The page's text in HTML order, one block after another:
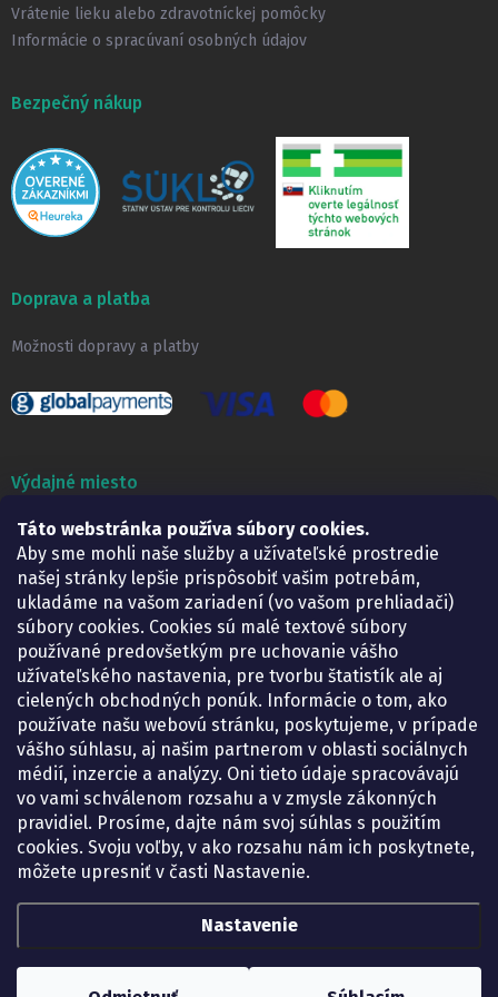
Táto webstránka používa súbory cookies.
Aby sme mohli naše služby a užívateľské prostredie
našej stránky lepšie prispôsobiť vašim potrebám,
ukladáme na vašom zariadení (vo vašom prehliadači)
súbory cookies. Cookies sú malé textové súbory
používané predovšetkým pre uchovanie vášho
užívateľského nastavenia, pre tvorbu štatistík ale aj
cielených obchodných ponúk. Informácie o tom, ako
používate našu webovú stránku, poskytujeme, v prípade
vášho súhlasu, aj našim partnerom v oblasti sociálnych
médií, inzercie a analýzy. Oni tieto údaje spracovávajú
vo vami schválenom rozsahu a v zmysle zákonných
pravidiel. Prosíme, dajte nám svoj súhlas s použitím
cookies. Svoju voľby, v ako rozsahu nám ich poskytnete,
môžete upresniť v časti Nastavenie.
Nastavenie
Vrátenie lieku alebo zdravotníckej pomôcky
Informácie o spracúvaní osobných údajov
Bezpečný nákup
Doprava a platba
Možnosti dopravy a platby
Výdajné miesto
Lekáreň ADONAI
Košice – Smetanova 2
Pondelok:
07.30 – 15.30 h.
Utorok:
07.30 – 16.00 h.
Streda:
07.30 – 16.00 h.
Štvrtok:
07.30 – 15.30 h.
Piatok:
07.30 – 15.30 h.
KONTAKT
eshop@lekarenadonai.sk
+421 948 203 203
Nájdete nás na Facebooku.
lekarenadonai/